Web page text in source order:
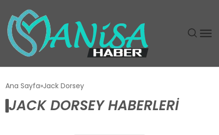
EĞITIM
Ana Sayfa Jack Dorsey
JACK DORSEY HABERLERI